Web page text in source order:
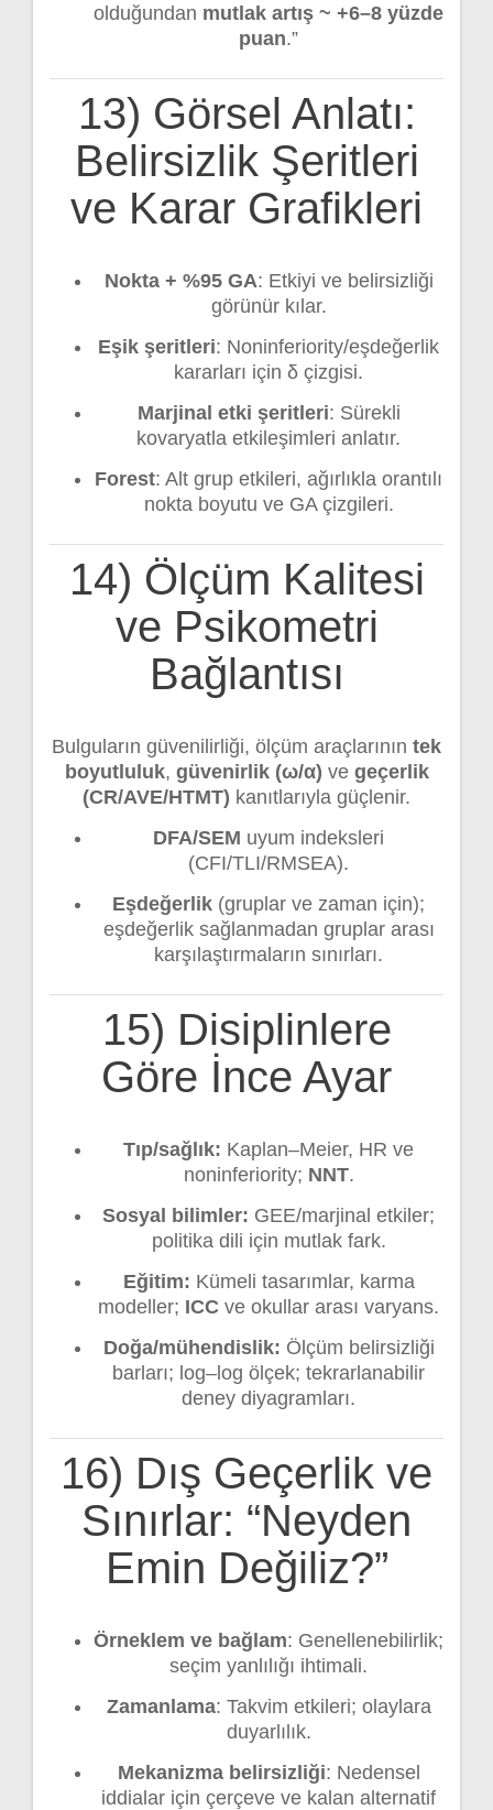
olduğundan mutlak artış ~ +6–8 yüzde
puan.”
13) Görsel Anlatı:
Belirsizlik Şeritleri
ve Karar Grafikleri
Nokta + %95 GA: Etkiyi ve belirsizliği
görünür kılar.
Eşik şeritleri: Noninferiority/eşdeğerlik
kararları için δ çizgisi.
Marjinal etki şeritleri: Sürekli
kovaryatla etkileşimleri anlatır.
Forest: Alt grup etkileri, ağırlıkla orantılı
nokta boyutu ve GA çizgileri.
14) Ölçüm Kalitesi
ve Psikometri
Bağlantısı
Bulguların güvenilirliği, ölçüm araçlarının tek
boyutluluk, güvenirlik (ω/α) ve geçerlik
(CR/AVE/HTMT) kanıtlarıyla güçlenir.
DFA/SEM uyum indeksleri
(CFI/TLI/RMSEA).
Eşdeğerlik (gruplar ve zaman için);
eşdeğerlik sağlanmadan gruplar arası
karşılaştırmaların sınırları.
15) Disiplinlere
Göre İnce Ayar
Tıp/sağlık: Kaplan–Meier, HR ve
noninferiority; NNT.
Sosyal bilimler: GEE/marjinal etkiler;
politika dili için mutlak fark.
Eğitim: Kümeli tasarımlar, karma
modeller; ICC ve okullar arası varyans.
Doğa/mühendislik: Ölçüm belirsizliği
barları; log–log ölçek; tekrarlanabilir
deney diyagramları.
16) Dış Geçerlik ve
Sınırlar: “Neyden
Emin Değiliz?”
Örneklem ve bağlam: Genellenebilirlik;
seçim yanlılığı ihtimali.
Zamanlama: Takvim etkileri; olaylara
duyarlılık.
Mekanizma belirsizliği: Nedensel
iddialar için çerçeve ve kalan alternatif